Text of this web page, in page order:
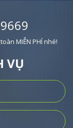
MIỄN PHÍ nhé!
VỤ